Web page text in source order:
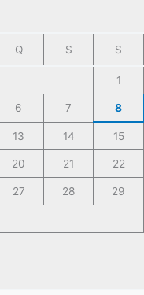
Q S S
1
6 7 8
13 14 15
20 21 22
27 28 29